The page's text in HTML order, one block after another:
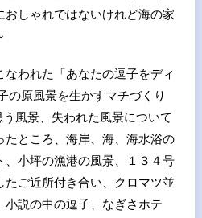
しゃれではないけれど海の家
われた「あなたの逗子をディ
原風景を生かすマチづくり
風景、失われた風景について
たところ、海岸、海、海水浴の
、小坪の漁港の風景、１３４号
ご近所付き合い、クロマツ並
小説の中の逗子、なぎさホテ